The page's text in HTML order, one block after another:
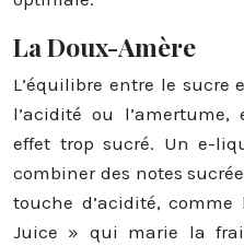
La Doux-Amère
L’équilibre entre le sucre
l’acidité ou
effet trop sucré. Un e-
combiner des notes
touche d’acidité,
Juice » qui marie la